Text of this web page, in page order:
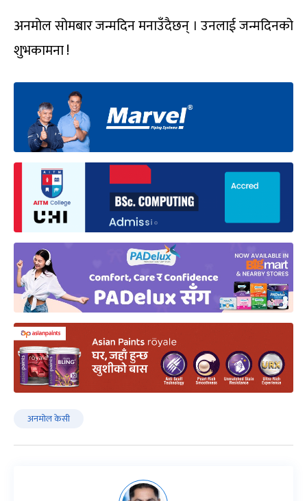
अनमोल सोमबार जन्मदिन मनाउँदैछन् । उनलाई जन्मदिनको
शुभकामना !
अनमोल केसी